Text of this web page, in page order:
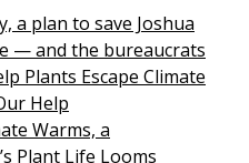
a plan to save Joshua
— and the bureaucrats
Plants Escape Climate
Help
Warms, a
Plant Life Looms